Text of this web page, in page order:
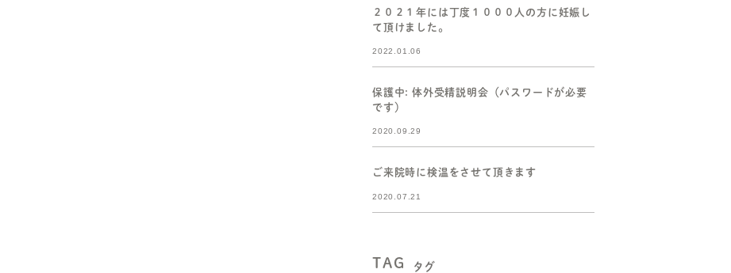
２０２１年には丁度１０００人の方に妊娠し
て頂けました。
2022.01.06
保護中: 体外受精説明会（パスワードが必要
です）
2020.09.29
ご来院時に検温をさせて頂きます
2020.07.21
TAG タグ